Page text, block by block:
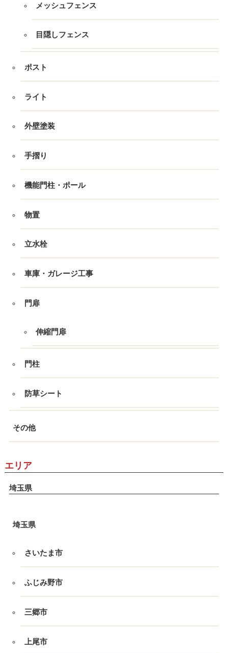
メッシュフェンス
目隠しフェンス
ポスト
ライト
外壁塗装
手摺り
機能門柱・ポール
物置
立水栓
車庫・ガレージ工事
門扉
伸縮門扉
門柱
防草シート
その他
エリア
埼玉県
埼玉県
さいたま市
ふじみ野市
三郷市
上尾市